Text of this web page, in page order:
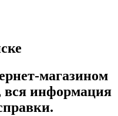
магазином
вся информация